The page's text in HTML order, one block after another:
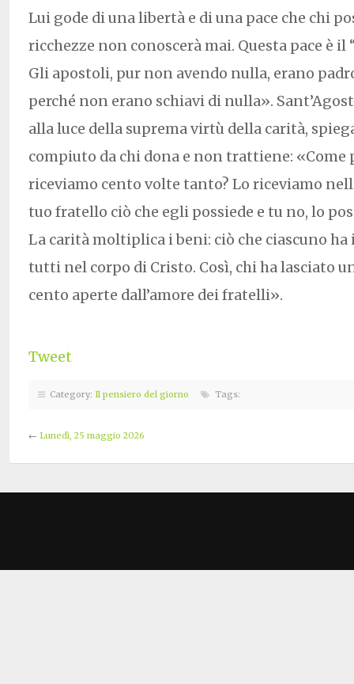
Lui gode di una libertà e di una pace che chi
ricchezze non conoscerà mai. Questa pace è il
Gli apostoli, pur non avendo nulla, erano
perché non erano schiavi di nulla».
alla luce della suprema virtù della carità,
compiuto da chi dona e non trattiene: «Come
riceviamo cento volte tanto? Lo riceviamo
tuo fratello ciò che egli possiede e tu no, lo
La carità moltiplica i beni: ciò che ciascuno
tutti nel corpo di Cristo. Così, chi ha lasciato
cento aperte dall’amore dei fratelli».
Tweet
Category: Il pensiero del giorno Tags:
← Lunedì, 25 maggio 2026